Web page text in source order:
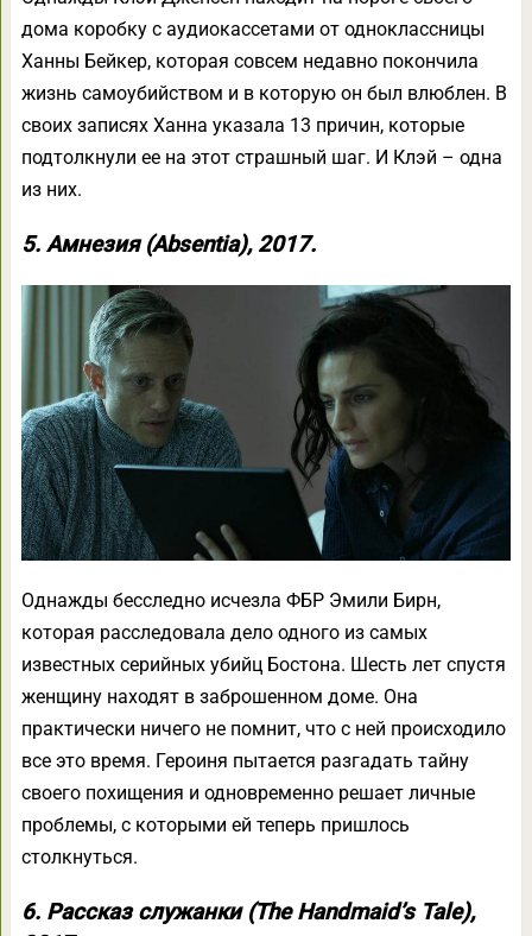
дома коробку с аудиокассетами от одноклассницы
Ханны Бейкер, которая совсем недавно покончила
жизнь самоубийством и в которую он был влюблен. В
своих записях Ханна указала 13 причин, которые
подтолкнули ее на этот страшный шаг. И Клэй – одна
из них.
5. Амнезия (Absentia), 2017.
Однажды бесследно исчезла ФБР Эмили Бирн,
которая расследовала дело одного из самых
известных серийных убийц Бостона. Шесть лет спустя
женщину находят в заброшенном доме. Она
практически ничего не помнит, что с ней происходило
все это время. Героиня пытается разгадать тайну
своего похищения и одновременно решает личные
проблемы, с которыми ей теперь пришлось
столкнуться.
6. Рассказ служанки (The Handmaid’s Tale),